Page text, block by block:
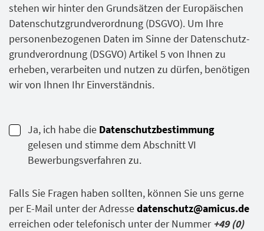
stehen wir hinter den Grundsätzen der Europäischen
Datenschutz­grundverordnung (DSGVO). Um Ihre
personenbezogenen Daten im Sinne der Datenschutz­
grundverordnung (DSGVO) Artikel 5 von Ihnen zu
erheben, verarbeiten und nutzen zu dürfen, benötigen
wir von Ihnen Ihr Einverständnis.
Ja, ich habe die Datenschutz­bestimmung
gelesen und stimme dem Abschnitt VI
Bewerbungs­verfahren zu.
Falls Sie Fragen haben sollten, können Sie uns gerne
per E-Mail unter der Adressedatenschutz@amicus.de
erreichen oder telefonisch unter der Nummer +49 (0)